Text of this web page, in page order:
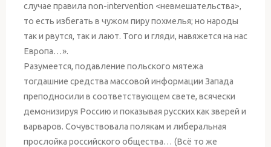
случае правила non-intervention <невмешательства>,
то есть избегать в чужом пиру похмелья; но народы
так и рвутся, так и лают. Того и гляди, навяжется на нас
Европа…».
Разумеется, подавление польского мятежа
тогдашние средства массовой информации Запада
преподносили в соответствующем свете, всячески
демонизируя Россию и показывая русских как зверей и
варваров. Сочувствовала полякам и либеральная
прослойка российского общества… (Всё то же